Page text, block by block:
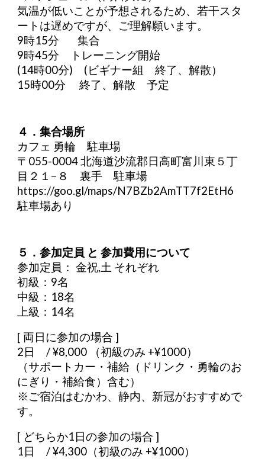
気温が低いことが予想されるため、若干スタ
ートは遅めですが、ご理解願います。
9時15分 集合
9時45分 トレーニング開始
(14時00分) (ビギナー組 終了、解散）
15時00分 終了、解散 予定
４．集合場所
カフェ 勇輪 駐車場
〒055-0004 北海道沙流郡日高町富川東５丁
目２１−８ 裏手 駐車場
https://goo.gl/maps/N7BZb2AmTT7f2EtH6
駐車場あり
５．参加定員 と 参加費⽤について
参加定員： 金祝,土 それぞれ
初級：9名
中級：18名
上級：14名
[ 両日に参加の場合 ]
2日 / ¥8,000 （初級のみ +¥1000）
（サポートカー・補給（ドリンク・勇輪のお
にぎり・補給食）含む）
※ご宿泊はむかわ、静内、新冠がおすすめで
す。
[ どちらか1日の参加の場合 ]
1日 / ¥4,300（初級のみ +¥1000）